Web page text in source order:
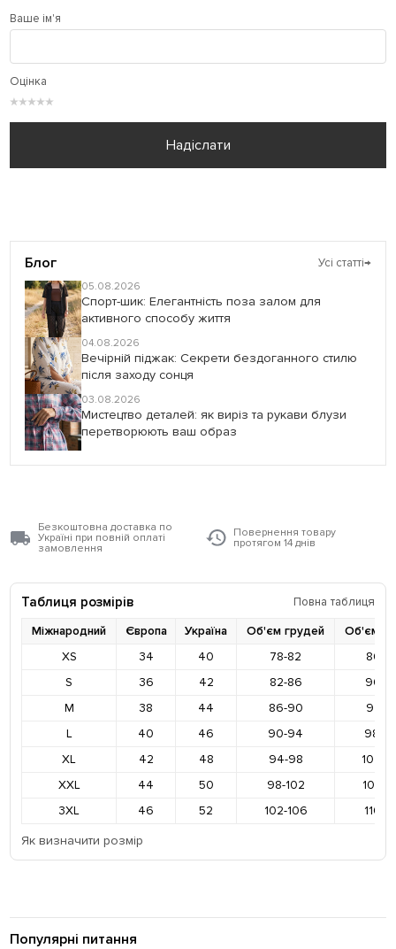
Ваше ім'я
Оцінка
★
★
★
★
★
Надіслати
Блог Усі статті→
05.08.2026
Спорт-шик: Елегантність поза залом для
активного способу життя
04.08.2026
Вечірній піджак: Секрети бездоганного стилю
після заходу сонця
03.08.2026
Мистецтво деталей: як виріз та рукави блузи
перетворюють ваш образ
Безкоштовна доставка по
Україні при повній оплаті
замовлення
Повернення товару
протягом 14 днів
Таблиця розмірів
Повна таблиця
Міжнародний
Європа Україна Об'єм грудей
Об'єм
XS
34 40 78-82
86-
S
36 42 82-86
90-
M
38 44 86-90
94-
L
40 46 90-94
98-
XL
42 48 94-98
102-
XXL
44 50 98-102
106-
3XL
46 52 102-106
110-
Як визначити розмір
Популярні питання